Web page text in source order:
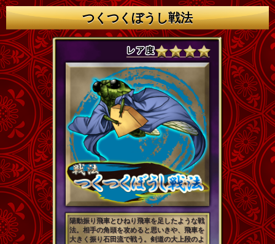
つくつくぼうし戦法
陽動振り飛車とひねり飛車を足したような戦
法。相手の角頭を攻めると思いきや、飛車を
大きく振り石田流で戦う。剣道の大上段のよ